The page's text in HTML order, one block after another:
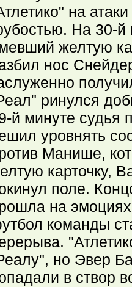
на
На 30-
желтую
нос
ринулся
й минуте судья
уровнять
Манише,
карточку,
поле.
на
команды
но Эвер
в створ